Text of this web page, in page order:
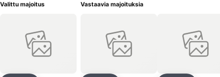
Valittu majoitus Vastaavia majoituksia